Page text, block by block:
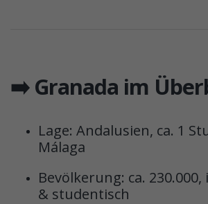
➡️ Granada im
Lage: Andalusien, ca. 1
Málaga
Bevölkerung: ca.
& studentisch